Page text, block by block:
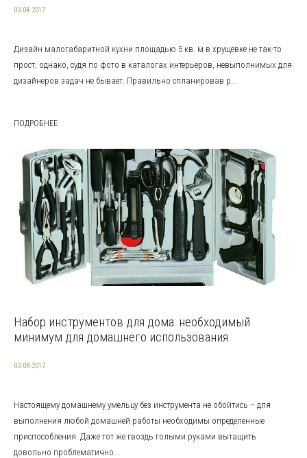
03.04.2017
Дизайн малогабаритной кухни площадью 5 кв. м в хрущёвке не так-то
прост, однако, судя по фото в каталогах интерьеров, невыполнимых для
дизайнеров задач не бывает. Правильно спланировав р...
ПОДРОБНЕЕ
Набор инструментов для дома: необходимый
минимум для домашнего использования
03.08.2017
Настоящему домашнему умельцу без инструмента не обойтись – для
выполнения любой домашней работы необходимы определенные
приспособления. Даже тот же гвоздь голыми руками вытащить
довольно проблематично...